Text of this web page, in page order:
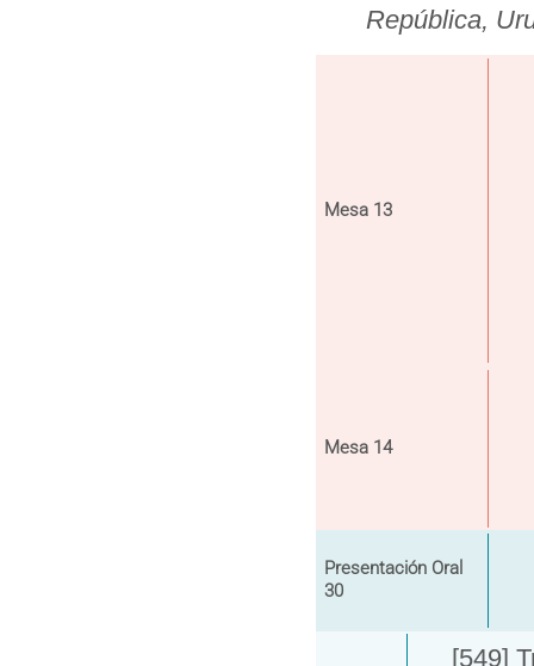
República,
Mesa 13
Mesa 14
Presentación Oral
30
[549]